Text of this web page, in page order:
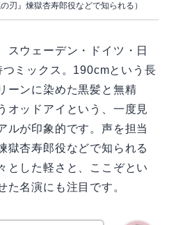
刃』煉獄杏寿郎役などで知られる）
スウェーデン・ドイツ・日
ミックス。190cmという長
ーンに染めた黒髪と無精
オッドアイという、一度見
ルが印象的です。声を担当
獄杏寿郎役などで知られる
とした軽さと、ここぞとい
た名演にも注目です。